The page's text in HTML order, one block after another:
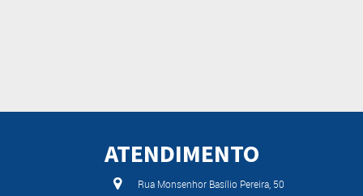
ATENDIMENTO
Rua Monsenhor Basílio Pereira, 50